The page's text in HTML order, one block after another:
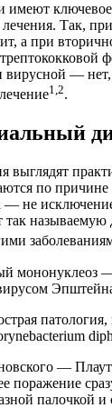
имеют ключевое
Так,
а при
вирусной — нет,
1,2.
выглядят
по причине
— не
так
мононуклеоз —
патология,
—
поражение
палочкой и